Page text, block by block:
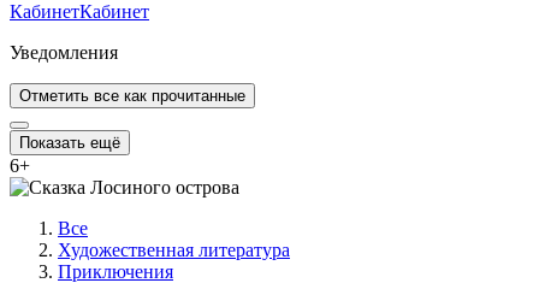
КабинетКабинет
Уведомления
Отметить все как прочитанные
Показать ещё
6+
Все
Художественная литература
Приключения